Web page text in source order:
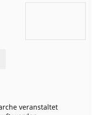
veranstaltet